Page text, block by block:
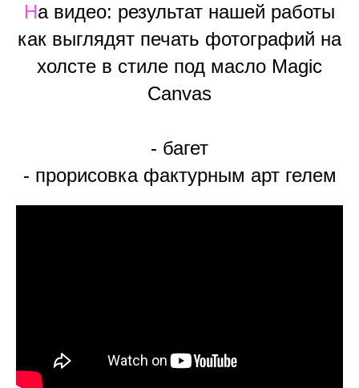
На видео: результат нашей работы
как выглядят печать фотографий на
холсте в стиле под масло Magic
Canvas
- багет
- прорисовка фактурным арт гелем